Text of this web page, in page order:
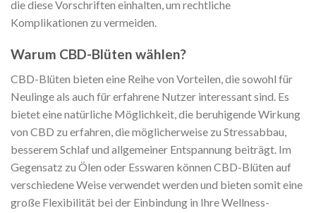
die diese Vorschriften einhalten, um rechtliche
Komplikationen zu vermeiden.
Warum CBD-Blüten wählen?
CBD-Blüten bieten eine Reihe von Vorteilen, die sowohl für
Neulinge als auch für erfahrene Nutzer interessant sind. Es
bietet eine natürliche Möglichkeit, die beruhigende Wirkung
von CBD zu erfahren, die möglicherweise zu Stressabbau,
besserem Schlaf und allgemeiner Entspannung beiträgt. Im
Gegensatz zu Ölen oder Esswaren können CBD-Blüten auf
verschiedene Weise verwendet werden und bieten somit eine
große Flexibilität bei der Einbindung in Ihre Wellness-